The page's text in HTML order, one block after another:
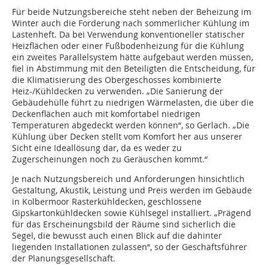
Für beide Nutzungsbereiche steht neben der Beheizung im
Winter auch die Forderung nach sommerlicher Kühlung im
Lastenheft. Da bei Verwendung konventioneller statischer
Heizflächen oder einer Fußbodenheizung für die Kühlung
ein zweites Parallelsystem hätte aufgebaut werden müssen,
fiel in Abstimmung mit den Beteiligten die Entscheidung, für
die Klimatisierung des Obergeschosses kombinierte
Heiz-/Kühldecken zu verwenden. „Die Sanierung der
Gebäudehülle führt zu niedrigen Wärmelasten, die über die
Deckenflächen auch mit komfortabel niedrigen
Temperaturen abgedeckt werden können“, so Gerlach. „Die
Kühlung über Decken stellt vom Komfort her aus unserer
Sicht eine Ideallösung dar, da es weder zu
Zugerscheinungen noch zu Geräuschen kommt.“
Je nach Nutzungsbereich und Anforderungen hinsichtlich
Gestaltung, Akustik, Leistung und Preis werden im Gebäude
in Kolbermoor Rasterkühldecken, geschlossene
Gipskartonkühldecken sowie Kühlsegel in­stalliert. „Prägend
für das Erscheinungsbild der Räume sind sicherlich die
Segel, die bewusst auch einen Blick auf die dahinter
liegenden Installationen zulassen“, so der Geschäftsführer
der Planungsgesellschaft.